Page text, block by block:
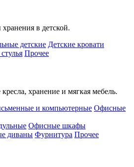
в детской.
детские Детские кровати
Прочее
хранение и мягкая мебель.
и компьютерные Офисные
Офисные шкафы
диваны Фурнитура Прочее